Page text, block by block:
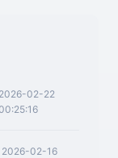
2026-02-22
2026-02-16